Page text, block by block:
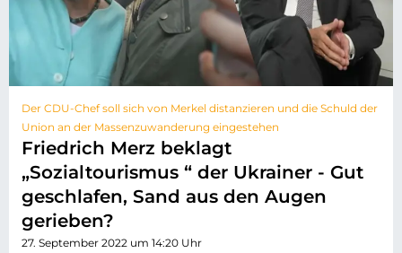
Der CDU-Chef soll sich von Merkel distanzieren und die Schuld der
Union an der Massenzuwanderung eingestehen
Friedrich Merz beklagt
„Sozialtourismus “ der Ukrainer - Gut
geschlafen, Sand aus den Augen
gerieben?
27. September 2022 um 14:20 Uhr